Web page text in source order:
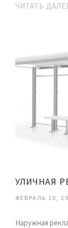
ЧИТАТЬ
УЛИЧНАЯ
ФЕВРАЛЬ 10,
Наружная